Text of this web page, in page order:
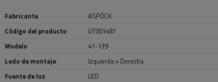
Fabricante
ASPÖCK
Código del producto
UT001487
Modelo
41-139
Lado de montaje
Izquierda + Derecha
Fuente de luz
LED